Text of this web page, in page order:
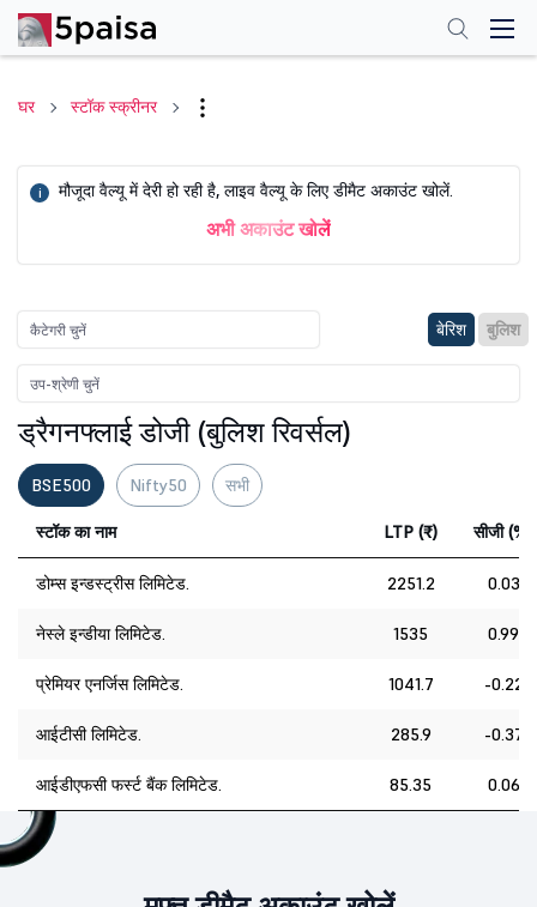
घर स्टॉक स्क्रीनर
i मौजूदा वैल्यू में देरी हो रही है, लाइव वैल्यू के लिए डीमैट अकाउंट खोलें.
अभी अकाउंट खोलें
बेरिश बुलिश
ड्रैगनफ्लाई डोजी (बुलिश रिवर्सल)
BSE500 Nifty50 सभी
स्टॉक का नाम LTP (₹) सीजी (%)
डोम्स इन्डस्ट्रीस लिमिटेड. 2251.2 0.03
नेस्ले इन्डीया लिमिटेड. 1535 0.99
प्रेमियर एनर्जिस लिमिटेड. 1041.7 -0.22
आईटीसी लिमिटेड. 285.9 -0.37
आईडीएफसी फर्स्ट बैंक लिमिटेड. 85.35 0.06